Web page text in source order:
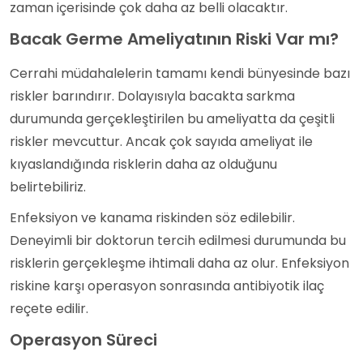
zaman içerisinde çok daha az belli olacaktır.
Bacak Germe Ameliyatının Riski Var mı?
Cerrahi müdahalelerin tamamı kendi bünyesinde bazı
riskler barındırır. Dolayısıyla bacakta sarkma
durumunda gerçekleştirilen bu ameliyatta da çeşitli
riskler mevcuttur. Ancak çok sayıda ameliyat ile
kıyaslandığında risklerin daha az olduğunu
belirtebiliriz.
Enfeksiyon ve kanama riskinden söz edilebilir.
Deneyimli bir doktorun tercih edilmesi durumunda bu
risklerin gerçekleşme ihtimali daha az olur. Enfeksiyon
riskine karşı operasyon sonrasında antibiyotik ilaç
reçete edilir.
Operasyon Süreci